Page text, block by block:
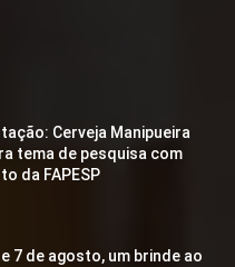
Cerveja Manipueira
tema de pesquisa com
da FAPESP
7 de agosto, um brinde ao